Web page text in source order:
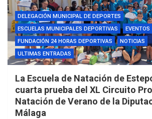
DELEGACIÓN MUNICIPAL DE DEPORTES
ESCUELAS MUNICIPALES DEPORTIVAS
EVENTOS
FUNDACIÓN 24 HORAS DEPORTIVAS
NOTICIAS
ULTIMAS ENTRADAS
La Escuela de Natación de
cuarta prueba del XL Circuito
Natación de Verano de la
Málaga